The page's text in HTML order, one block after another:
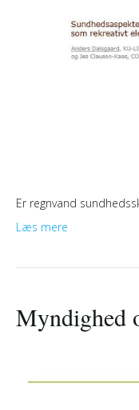
Er regnvand
Læs mere
Myndighed